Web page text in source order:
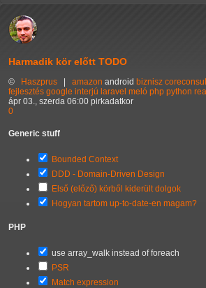
Harmadik kör előtt TODO
© Haszprus amazon android biznisz
fejlesztés google interjú laravel meló php python
ápr 03., szerda 06:00 pirkadatkor
0
Generic stuff
Bounded Context
DDD - Domain-Driven Design
Első (előző) körből kiderült dolgok
Hogyan tartom up-to-date-en magam?
PHP
use array_walk instead of foreach
PSR
Match expression